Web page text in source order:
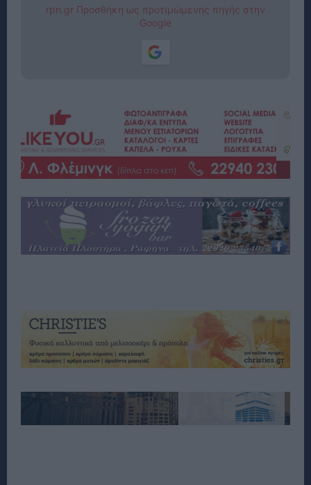
rpn.gr Προσθήκη ως προτιμώμενης πηγής στην
Google